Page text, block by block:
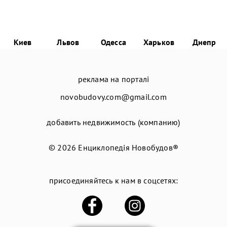
Киев Львов Одесса Харьков Днепр
реклама на порталі
novobudovy.com@gmail.com
добавить недвижимость (компанию)
© 2026 Енциклопедія Новобудов®
присоединяйтесь к нам в соцсетях: